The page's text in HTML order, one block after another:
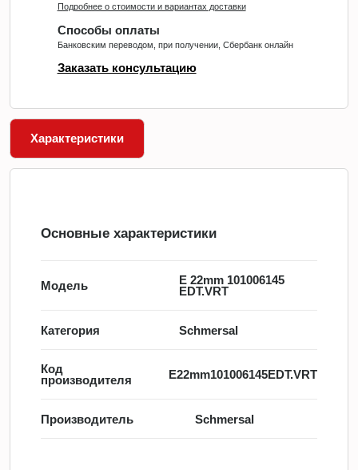
Подробнее о стоимости и вариантах доставки
Способы оплаты
Банковским переводом, при получении, Сбербанк онлайн
Заказать консультацию
Характеристики
Основные характеристики
Модель
E 22mm 101006145
EDT.VRT
Категория Schmersal
Код
производителя
E22mm101006145EDT.VRT
Производитель Schmersal